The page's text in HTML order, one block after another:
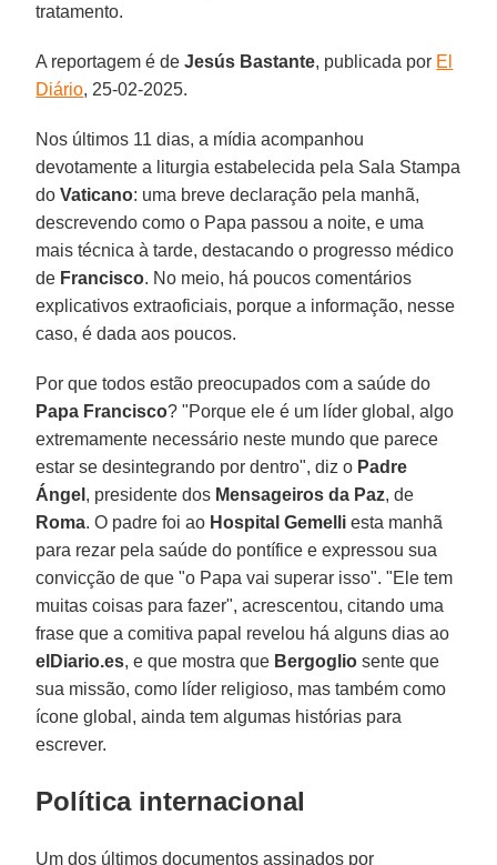
tratamento.
A reportagem é deJesús Bastante, publicada por El
Diário, 25-02-2025.
Nos últimos 11 dias, a mídia acompanhou
devotamente a liturgia estabelecida pela Sala Stampa
do Vaticano: uma breve declaração pela manhã,
descrevendo como o Papa passou a noite, e uma
mais técnica à tarde, destacando o progresso médico
de Francisco. No meio, há poucos comentários
explicativos extraoficiais, porque a informação, nesse
caso, é dada aos poucos.
Por que todos estão preocupados com a saúde do
Papa Francisco? "Porque ele é um líder global, algo
extremamente necessário neste mundo que parece
estar se desintegrando por dentro", diz o Padre
Ángel , presidente dos Mensageiros da Paz, de
Roma. O padre foi ao Hospital Gemelli esta manhã
para rezar pela saúde do pontífice e expressou sua
convicção de que "o Papa vai superar isso". "Ele tem
muitas coisas para fazer", acrescentou, citando uma
frase que a comitiva papal revelou há alguns dias ao
elDiario.es, e que mostra que Bergoglio sente que
sua missão, como líder religioso, mas também como
ícone global, ainda tem algumas histórias para
escrever.
Política internacional
Um dos últimos documentos assinados por